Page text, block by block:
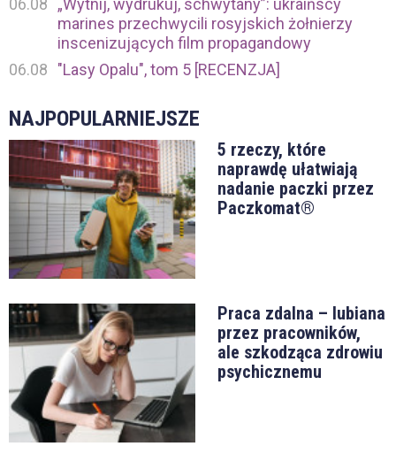
06.08
„Wytnij, wydrukuj, schwytany”: ukraińscy
marines przechwycili rosyjskich żołnierzy
inscenizujących film propagandowy
06.08
"Lasy Opalu", tom 5 [RECENZJA]
NAJPOPULARNIEJSZE
5 rzeczy, które
naprawdę ułatwiają
nadanie paczki przez
Paczkomat®
Praca zdalna – lubiana
przez pracowników,
ale szkodząca zdrowiu
psychicznemu